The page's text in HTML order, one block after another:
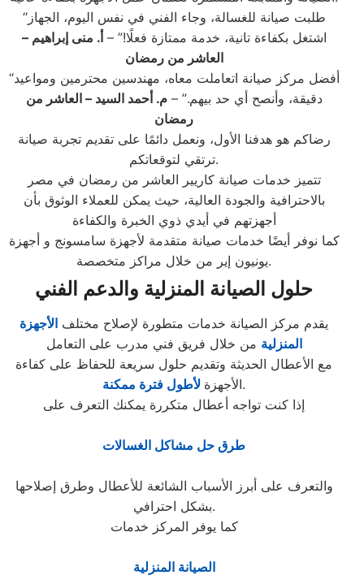
“طلبت صيانة للغسالة، وجاء الفني في نفس اليوم، الجهاز
اشتغل بكفاءة تانية، خدمة ممتازة فعلًا!” – أ. منى إبراهيم –
العاشر من رمضان
“أفضل مركز صيانة اتعاملت معاه، مهندسين محترمين ومواعيد
دقيقة، وأنصح أي حد بيهم.” –م. أحمد السيد – العاشر من
رمضان
رضاكم هو هدفنا الأول، ونعمل دائمًا على تقديم تجربة صيانة
ترتقي لتوقعاتكم.
تتميز خدمات صيانة كاريير العاشر من رمضان في مصر
بالاحترافية والجودة العالية، حيث يمكن للعملاء الوثوق بأن
أجهزتهم في أيدي ذوي الخبرة والكفاءة
كما نوفر أيضًا خدمات صيانة متقدمة لأجهزة سامسونج و أجهزة
يونيون إير من خلال مراكز متخصصة.
حلول الصيانة المنزلية والدعم الفني
يقدم مركز الصيانة خدمات متطورة لإصلاح مختلف الأجهزة
المنزلية من خلال فريق فني مدرب على التعامل
مع الأعطال الحديثة وتقديم حلول سريعة للحفاظ على كفاءة
الأجهزة لأطول فترة ممكنة
.
إذا كنت تواجه أعطال متكررة يمكنك التعرف على
طرق حل مشاكل الغسالات
والتعرف على أبرز الأسباب الشائعة للأعطال وطرق إصلاحها
بشكل احترافي.
كما يوفر المركز خدمات
الصيانة المنزلية